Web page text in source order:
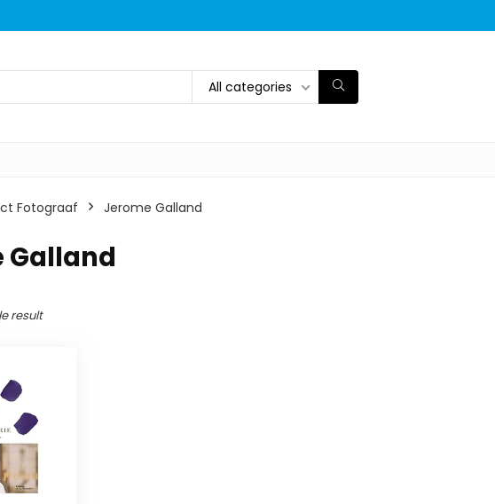
All categories
Fotograaf Jerome Galland
Galland
result